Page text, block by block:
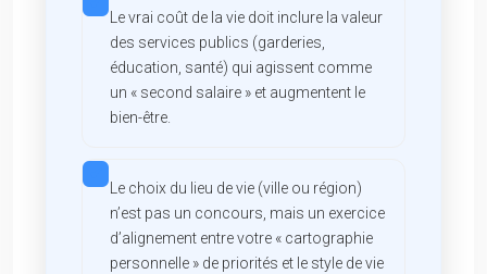
Le vrai coût de la vie doit inclure la valeur
des services publics (garderies,
éducation, santé) qui agissent comme
un « second salaire » et augmentent le
bien-être.
Le choix du lieu de vie (ville ou région)
n’est pas un concours, mais un exercice
d’alignement entre votre « cartographie
personnelle » de priorités et le style de vie